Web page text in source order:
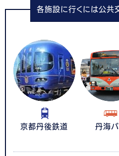
各施設に行くには公共
京都丹後鉄道 丹海